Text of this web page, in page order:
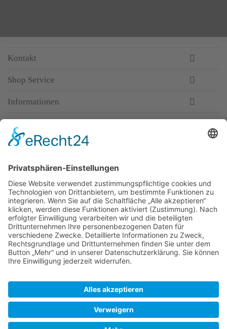
Kontakt
Shop Service
Informationen
Top-Anbieter
Spitzenqualität
Kompetente Beratung
Partner
* Alle Preise inkl. gesetzl. Mehrwertsteuer, inkl. Versandkosten
Warum WACCEX?
Allgemeine Geschäftsbedingungen und Kundeninformationen